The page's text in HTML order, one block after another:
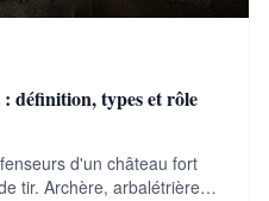
définition, types et rôle
d'un château fort
tir. Archère, arbalétrière,